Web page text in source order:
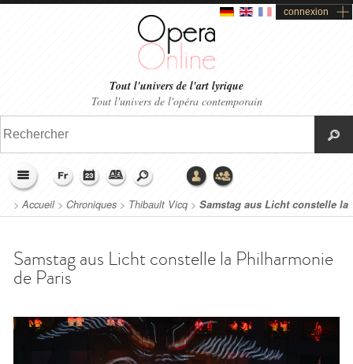
connexion
Tout l'univers de l'art lyrique
Tout l'univers de l'opéra contemporain
>Accueil> Chroniques > Thibault Vicq > Samstag aus Licht constelle la
Philharmonie de Paris
Samstag aus Licht constelle la Philharmonie
de Paris